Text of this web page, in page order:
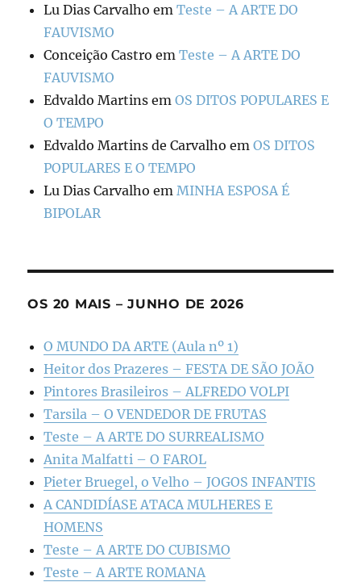
Lu Dias Carvalho emTeste – A ARTE DO
FAUVISMO
Conceição Castro emTeste – A ARTE DO
FAUVISMO
Edvaldo Martins emOS DITOS POPULARES E
O TEMPO
Edvaldo Martins de Carvalho emOS DITOS
POPULARES E O TEMPO
Lu Dias Carvalho em MINHA ESPOSA É
BIPOLAR
OS 20 MAIS – JUNHO DE 2026
O MUNDO DA ARTE (Aula nº 1)
Heitor dos Prazeres – FESTA DE SÃO JOÃO
Pintores Brasileiros – ALFREDO VOLPI
Tarsila – O VENDEDOR DE FRUTAS
Teste – A ARTE DO SURREALISMO
Anita Malfatti – O FAROL
Pieter Bruegel, o Velho – JOGOS INFANTIS
A CANDIDÍASE ATACA MULHERES E
HOMENS
Teste – A ARTE DO CUBISMO
Teste – A ARTE ROMANA